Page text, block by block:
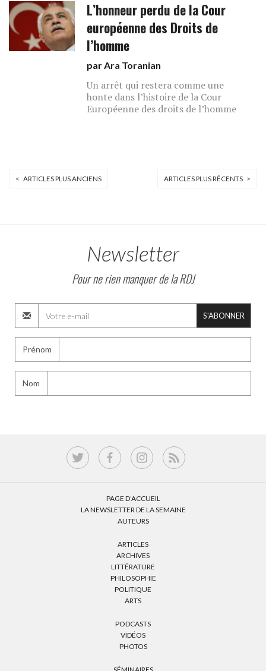
L’honneur perdu de la Cour
européenne des Droits de
l’homme
parAra Toranian
Un arrêt qui restera comme une
honte dans l’histoire de la Cour
Européenne des droits de l’homme
< ARTICLES PLUS ANCIENS ARTICLES PLUS RÉCENTS >
Newsletter
Pour ne rien manquer de la RDJ
S'ABONNER
Prénom
Nom
PAGE D’ACCUEIL
LA NEWSLETTER DE LA SEMAINE
AUTEURS
ARTICLES
ARCHIVES
LITTÉRATURE
PHILOSOPHIE
POLITIQUE
ARTS
PODCASTS
VIDÉOS
PHOTOS